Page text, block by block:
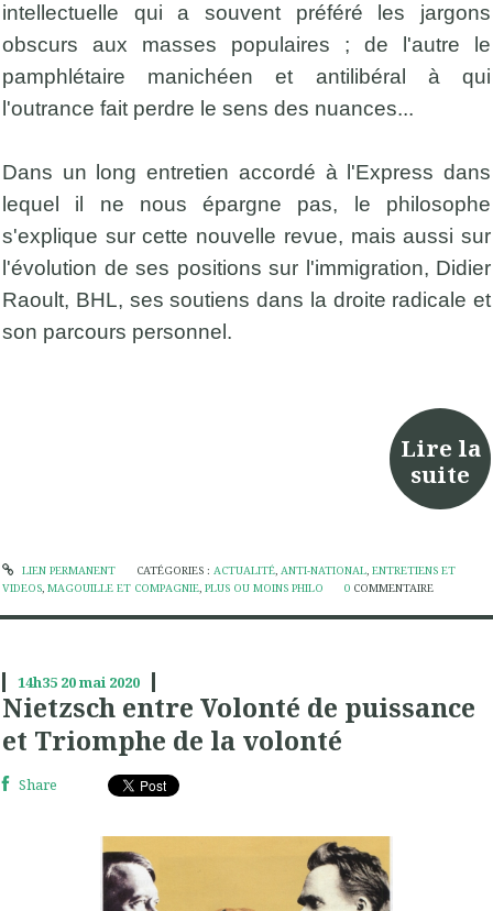
intellectuelle qui a souvent préféré les jargons
obscurs aux masses populaires ; de l'autre le
pamphlétaire manichéen et antilibéral à qui
l'outrance fait perdre le sens des nuances...
Dans un long entretien accordé à l'Express dans
lequel il ne nous épargne pas, le philosophe
s'explique sur cette nouvelle revue, mais aussi sur
l'évolution de ses positions sur l'immigration, Didier
Raoult, BHL, ses soutiens dans la droite radicale et
son parcours personnel.
Lire la
suite
LIEN PERMANENT CATÉGORIES : ACTUALITÉ, ANTI-NATIONAL, ENTRETIENS ET
VIDEOS, MAGOUILLE ET COMPAGNIE, PLUS OU MOINS PHILO 0 COMMENTAIRE
14h35 20mai 2020
Nietzsch entre Volonté de puissance
et Triomphe de la volonté
Share